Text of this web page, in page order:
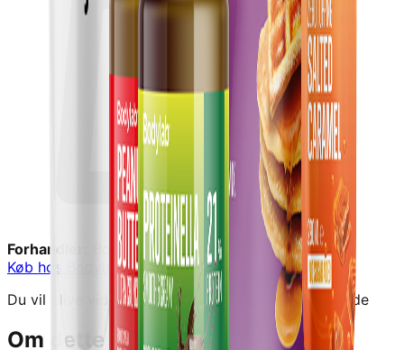
Forhandler:
Bodylab
Køb hos
Bodylab→
Du vil blive videresendt til forhandlerens hjemmeside
Om dette produkt